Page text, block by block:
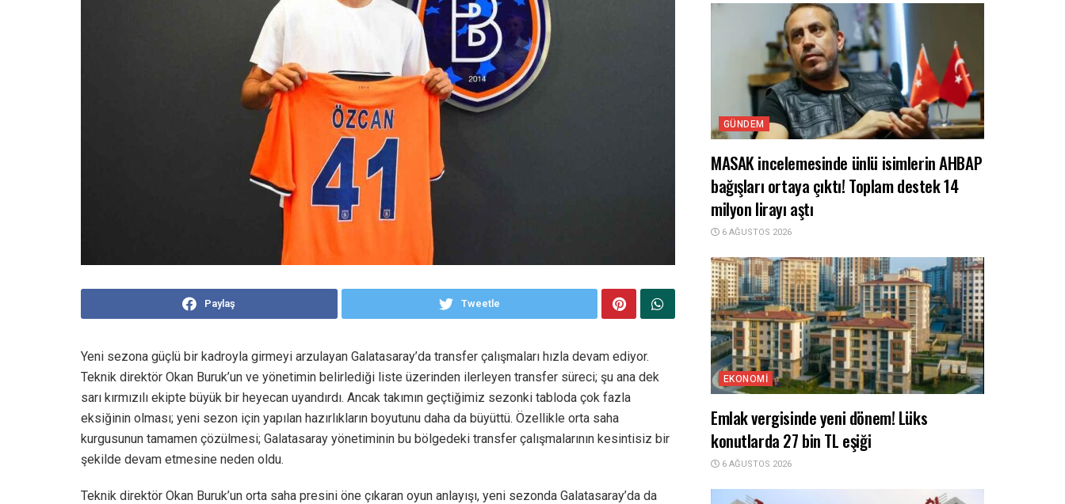
Paylaş Tweetle
Yeni sezona güçlü bir kadroyla girmeyi arzulayan Galatasaray’da transfer çalışmaları hızla devam ediyor.
Teknik direktör Okan Buruk’un ve yönetimin belirlediği liste üzerinden ilerleyen transfer süreci; şu ana dek
sarı kırmızılı ekipte büyük bir heyecan uyandırdı. Ancak takımın geçtiğimiz sezonki tabloda çok fazla
eksiğinin olması; yeni sezon için yapılan hazırlıkların boyutunu daha da büyüttü. Özellikle orta saha
kurgusunun tamamen çözülmesi; Galatasaray yönetiminin bu bölgedeki transfer çalışmalarının kesintisiz bir
şekilde devam etmesine neden oldu.
Teknik direktör Okan Buruk’un orta saha presini öne çıkaran oyun anlayışı, yeni sezonda Galatasaray’da da
GÜNDEM
MASAK incelemesinde ünlü isimlerin AHBAP
bağışları ortaya çıktı! Toplam destek 14
milyon lirayı aştı
6 AĞUSTOS 2026
EKONOMI
Emlak vergisinde yeni dönem! Lüks
konutlarda 27 bin TL eşiği
6 AĞUSTOS 2026